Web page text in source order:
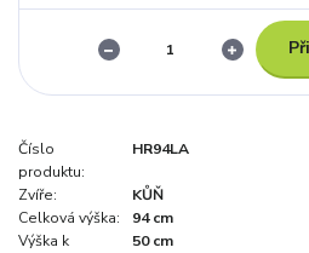
Číslo
produktu:
HR94LA
Zvíře:
KŮŇ
Celková výška:
94 cm
Výška k
50 cm